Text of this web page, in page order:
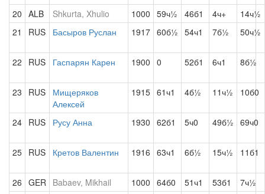
20 ALB Shkurta, Xhulio 1000 59ч½ 46б1 4ч+
14ч½
21
RUS Басыров Руслан 1917 60б½ 54ч1 7б½ 50ч½
22 RUS Гаспарян Карен 1900 0 52б1 6ч1 8б½
23 RUS
Мищеряков
Алексей
1915 61ч1 4б½ 11ч½ 10б0
24 RUS Русу Анна 1930 62б1 5ч0 49б½ 69ч0
25 RUS Кретов Валентин 1916 63ч1 6б½ 15ч½ 11б1
26 GER Babaev, Mikhail 1000 64б0 51ч1 53б1
7ч½